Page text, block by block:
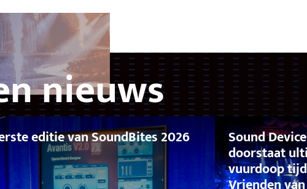
nieuws
editie van SoundBites 2026 Sound
doorstaat
vuurdoop